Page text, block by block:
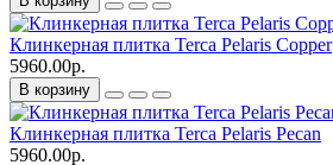
Клинкерная плитка Terca Pelaris Copper
5960.00р.
В корзину
Клинкерная плитка Terca Pelaris Pecan
5960.00р.